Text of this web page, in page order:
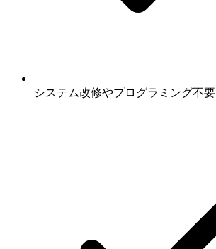
システム改修やプログラミング不要